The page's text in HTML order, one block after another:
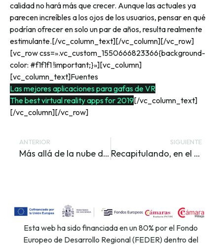
calidad no hará más que crecer. Aunque las actuales ya
parecen increíbles a los ojos de los usuarios, pensar en qué
podrían ofrecer en solo un par de años, resulta realmente
estimulante.[/vc_column_text][/vc_column][/vc_row]
[vc_row css=».vc_custom_1550666823366{background-
color: #f1f1f1 !important;}»][vc_column]
[vc_column_text]Fuentes
Las mejores aplicaciones para gafas de VR
The best virtual reality apps for 2019[/vc_column_text]
[/vc_column][/vc_row]
ANTERIOR
Más allá de la nube de Google: comparativa de precios de almacenamiento
SIGUIENTE
Recapitulando, en el mundo real
Esta web ha sido financiada en un 80% por el Fondo
Europeo de Desarrollo Regional (FEDER) dentro del